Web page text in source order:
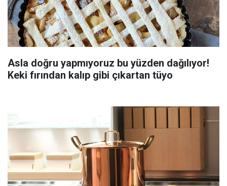
Asla doğru yapmıyoruz bu yüzden dağılıyor!
Keki fırından kalıp gibi çıkartan tüyo